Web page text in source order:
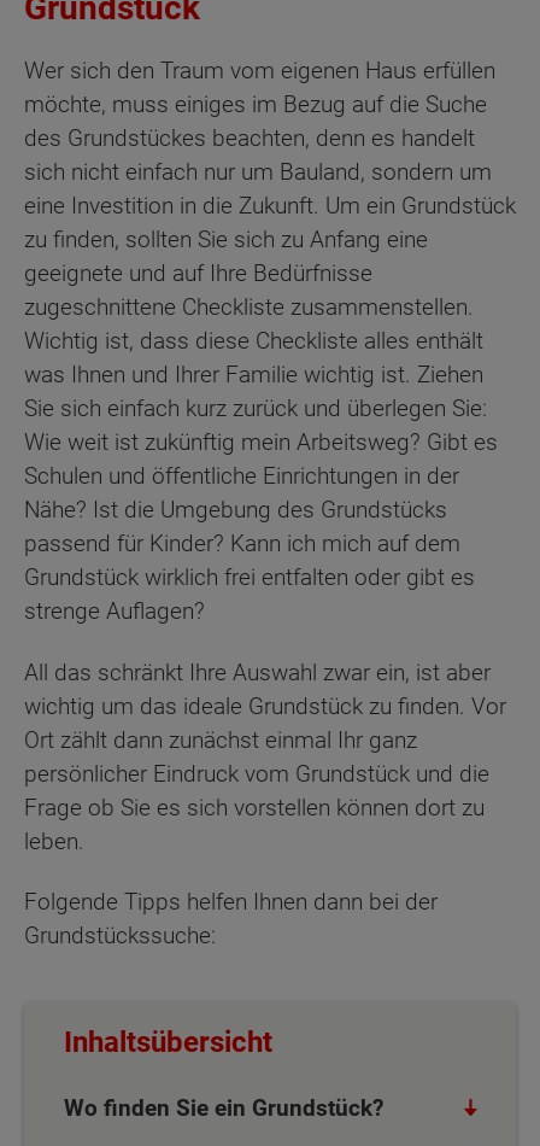
Wer sich den Traum vom eigenen Haus erfüllen
möchte, muss einiges im Bezug auf die Suche
des Grundstückes beachten, denn es handelt
sich nicht einfach nur um Bauland, sondern um
eine Investition in die Zukunft. Um ein Grundstück
zu finden, sollten Sie sich zu Anfang eine
geeignete und auf Ihre Bedürfnisse
zugeschnittene Checkliste zusammenstellen.
Wichtig ist, dass diese Checkliste alles enthält
was Ihnen und Ihrer Familie wichtig ist. Ziehen
Sie sich einfach kurz zurück und überlegen Sie:
Wie weit ist zukünftig mein Arbeitsweg? Gibt es
Schulen und öffentliche Einrichtungen in der
Nähe? Ist die Umgebung des Grundstücks
passend für Kinder? Kann ich mich auf dem
Grundstück wirklich frei entfalten oder gibt es
strenge Auflagen?
All das schränkt Ihre Auswahl zwar ein, ist aber
wichtig um das ideale Grundstück zu finden. Vor
Ort zählt dann zunächst einmal Ihr ganz
persönlicher Eindruck vom Grundstück und die
Frage ob Sie es sich vorstellen können dort zu
leben.
Folgende Tipps helfen Ihnen dann bei der
Grundstückssuche:
Inhaltsübersicht
Wo finden Sie ein Grundstück?